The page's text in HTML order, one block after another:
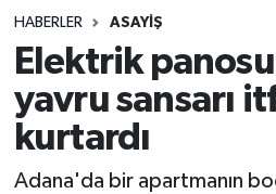
HABERLER ASAYIŞ
Elektrik
yavru sansarı
kurtardı
Adana'da bir apartmanın
Spor
Teknoloji